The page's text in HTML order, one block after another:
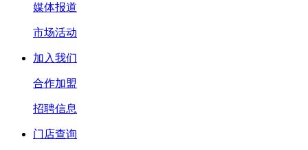
媒体报道
市场活动
加入我们
合作加盟
招聘信息
门店查询